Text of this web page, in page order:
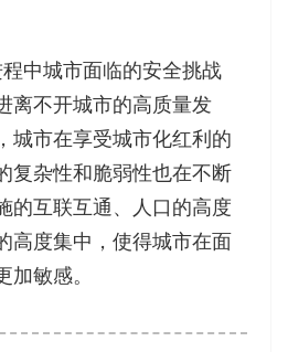
中城市面临的安全挑战
离不开城市的高质量发
城市在享受城市化红利的
复杂性和脆弱性也在不断
的互联互通、人口的高度
高度集中，使得城市在面
加敏感。